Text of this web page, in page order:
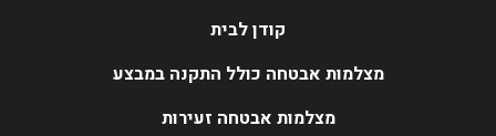
קודן לבית
מצלמות אבטחה כולל התקנה במבצע
מצלמות אבטחה זעירות